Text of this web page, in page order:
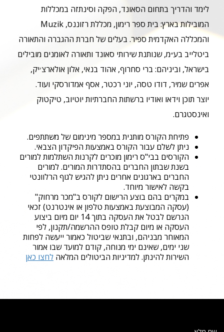
לימד והדריך בתחום הסאונד, הפקה וסינתזה במכללות
המובילות בארץ: בית ספר רימון, מכללת רזוננס, Muzik
והמכללה האקדמית ספיר. בעלים של חברת ההגברה והתאורה
ביטלייב בע״מ, שנותנת שירותי סאונד ותאורה לאומנים מובילים
בישראל, וביניהם: ברי סחרוף, אהוד בנאי, אלון אולארצ׳יק,
אפרים שמיר, דודו טסה, יוני רכטר, אסף אמדורסקי ועוד.
יוצר תוכן וידאו ואודיו ברשתות החברתיות יוטיוב, טיקטוק
ואינסטגרם.
פתיחת הקורס מותנית במספר מינימום של משתתפים.
ניתן לשלם עבור הקורס באמצעות הפיקדון הצבאי.
הקורסים בבי"ס רימון מוכרים לקרנות השתלמות למורים
בשנת שבתון החברים בהסתדרות המורים. למורים
החברים בארגונים אחרים ניתן להגיש לגוף הרלוונטי
בקשה לאישור מיוחד.
במקרים בהם בוצע הרישום לקורס ב"מכר מרחוק"
(עסקה המבוצעת באמצעות טלפון או אינטרנט) זכאי
הנרשם לבטל את העסקה בתוך 14 יום מיום ביצוע
העסקה או מיום קבלת טופס ההרשמה/תקנון, לפי
המאוחר מבניהם, ובתנאי שביטול כאמור ייעשה לפחות
שני ימים, שאינם ימי מנוחה, קודם למועד שבו אמור
השירות להינתן. למדיניות הביטולים המלאה לחצו כאן